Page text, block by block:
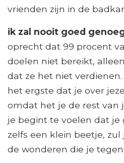
vrienden zijn in de
ik zal nooit goed
oprecht dat 99 procent
doelen niet bereikt,
dat ze het niet
het ergste dat je over
omdat het je de rest van
je begint te voelen dat je
zelfs een klein beetje,
de wonderen die je